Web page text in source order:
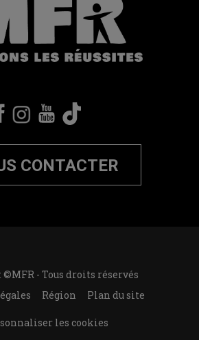
CONTACTER
- Tous droits réservés
Région Plan du site
les cookies